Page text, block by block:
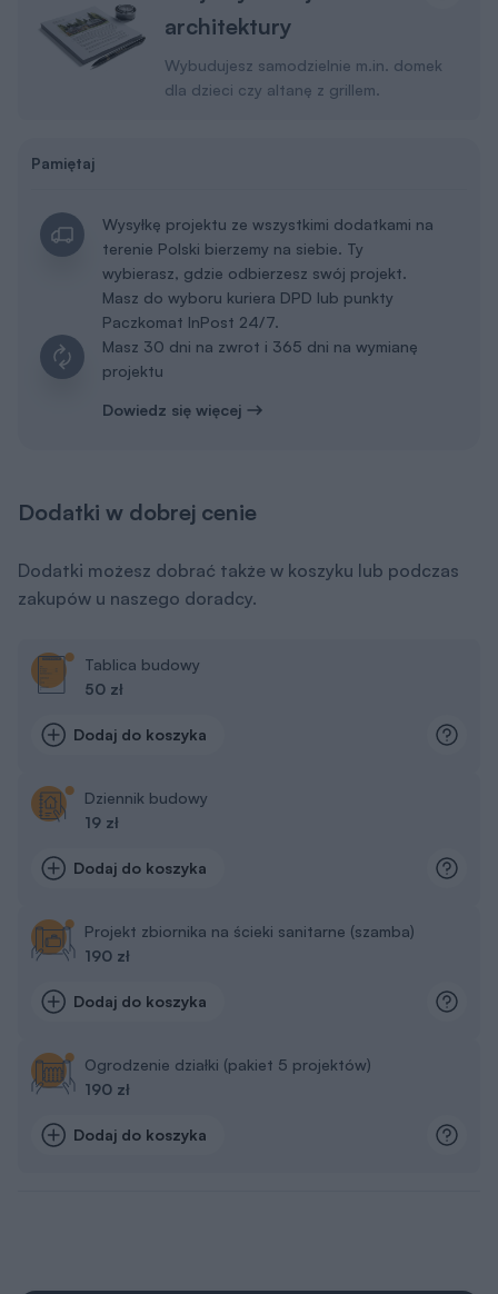
architektury
Wybudujesz samodzielnie m.in. domek
dla dzieci czy altanę z grillem.
Pamiętaj
Wysyłkę projektu ze wszystkimi dodatkami na
terenie Polski bierzemy na siebie. Ty
wybierasz, gdzie odbierzesz swój projekt.
Masz do wyboru kuriera DPD lub punkty
Paczkomat InPost 24/7.
Masz 30 dni na zwrot i 365 dni na wymianę
projektu
Dowiedz się więcej
Dodatki w dobrej cenie
Dodatki możesz dobrać także w koszyku lub podczas
zakupów u naszego doradcy.
Tablica budowy
50 zł
Dodaj do koszyka
Dziennik budowy
19 zł
Dodaj do koszyka
Projekt zbiornika na ścieki sanitarne (szamba)
190 zł
Dodaj do koszyka
Ogrodzenie działki (pakiet 5 projektów)
190 zł
Dodaj do koszyka